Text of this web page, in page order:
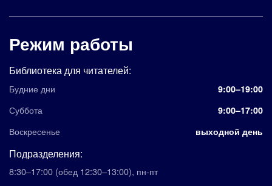
Режим работы
Библиотека для читателей:
Будние дни 9:00–19:00
Суббота 9:00–17:00
Воскресенье выходной день
Подразделения:
8:30–17:00 (обед 12:30–13:00), пн-пт